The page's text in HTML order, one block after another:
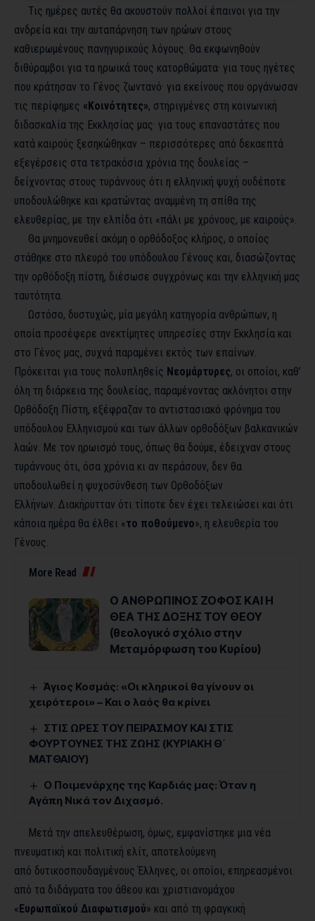
Τις ημέρες αυτές θα ακουστούν πολλοί έπαινοι για την
ανδρεία και την αυταπάρνηση των ηρώων στους
καθιερωμένους πανηγυρικούς λόγους. Θα εκφωνηθούν
διθύραμβοι για τα ηρωικά τους κατορθώματα· για τους ηγέτες
που κράτησαν το Γένος ζωντανό· για εκείνους που οργάνωσαν
τις περίφημες «Κοινότητες», στηριγμένες στη κοινωνική
διδασκαλία της Εκκλησίας μας· για τους επαναστάτες που
κατά καιρούς ξεσηκώθηκαν – περισσότερες από δεκαεπτά
εξεγέρσεις στα τετρακόσια χρόνια της δουλείας –
δείχνοντας στους τυράννους ότι η ελληνική ψυχή ουδέποτε
υποδουλώθηκε και κρατώντας αναμμένη τη σπίθα της
ελευθερίας, με την ελπίδα ότι «πάλι με χρόνους, με καιρούς».
Θα μνημονευθεί ακόμη ο ορθόδοξος κλήρος, ο οποίος
στάθηκε στο πλευρό του υπόδουλου Γένους και, διασώζοντας
την ορθόδοξη πίστη, διέσωσε συγχρόνως και την ελληνική μας
ταυτότητα.
Ωστόσο, δυστυχώς, μία μεγάλη κατηγορία ανθρώπων, η
οποία προσέφερε ανεκτίμητες υπηρεσίες στην Εκκλησία και
στο Γένος μας, συχνά παραμένει εκτός των επαίνων.
Πρόκειται για τους πολυπληθείς Νεομάρτυρες, οι οποίοι, καθ’
όλη τη διάρκεια της δουλείας, παραμένοντας ακλόνητοι στην
Ορθόδοξη Πίστη, εξέφραζαν το αντιστασιακό φρόνημα του
υπόδουλου Ελληνισμού και των άλλων ορθοδόξων βαλκανικών
λαών. Με τον ηρωισμό τους, όπως θα δούμε, έδειχναν στους
τυράννους ότι, όσα χρόνια κι αν περάσουν, δεν θα
υποδουλωθεί η ψυχοσύνθεση των Ορθοδόξων
Ελλήνων. Διακήρυτταν ότι τίποτε δεν έχει τελειώσει και ότι
κάποια ημέρα θα έλθει «το ποθούμενο», η ελευθερία του
Γένους.
More Read
Ο ΑΝΘΡΩΠΙΝΟΣ ΖΟΦΟΣ ΚΑΙ Η
ΘΕΑ ΤΗΣ ΔΟΞΗΣ ΤΟΥ ΘΕΟΥ
(θεολογικό σχόλιο στην
Μεταμόρφωση του Κυρίου)
Άγιος Κοσμάς: «Οι κληρικοί θα γίνουν οι
χειρότεροι» – Και ο λαός θα κρίνει
ΣΤΙΣ ΩΡΕΣ ΤΟΥ ΠΕΙΡΑΣΜΟΥ ΚΑΙ ΣΤΙΣ
ΦΟΥΡΤΟΥΝΕΣ ΤΗΣ ΖΩΗΣ (ΚΥΡΙΑΚΗ Θ΄
ΜΑΤΘΑΙΟΥ)
Ο Ποιμενάρχης της Καρδιάς μας: Όταν η
Αγάπη Νικά τον Διχασμό.
Μετά την απελευθέρωση, όμως, εμφανίστηκε μια νέα
πνευματική και πολιτική ελίτ, αποτελούμενη
από δυτικοσπουδαγμένους Έλληνες, οι οποίοι, επηρεασμένοι
από τα διδάγματα του άθεου και χριστιανομάχου
«Ευρωπαϊκού Διαφωτισμού» και από τη φραγκική